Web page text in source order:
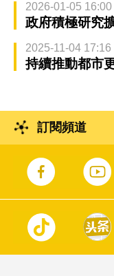
2026-01-05 16:00
政府積極研究
2025-11-04 17:16
持續推動都市
訂閱頻道